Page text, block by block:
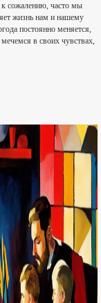
к сожалению, часто мы
жизнь нам и нашему
постоянно меняется,
в своих чувствах,